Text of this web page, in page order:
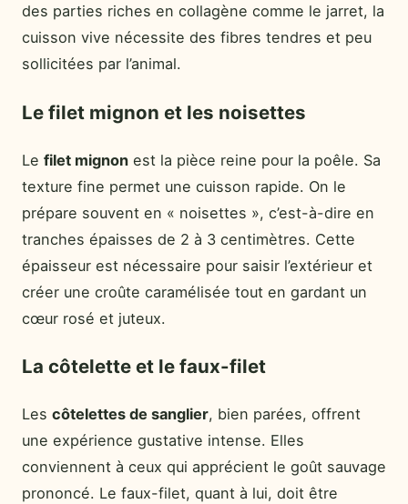
des parties riches en collagène comme le jarret, la
cuisson vive nécessite des fibres tendres et peu
sollicitées par l’animal.
Le filet mignon et les noisettes
Le filet mignon est la pièce reine pour la poêle. Sa
texture fine permet une cuisson rapide. On le
prépare souvent en « noisettes », c’est-à-dire en
tranches épaisses de 2 à 3 centimètres. Cette
épaisseur est nécessaire pour saisir l’extérieur et
créer une croûte caramélisée tout en gardant un
cœur rosé et juteux.
La côtelette et le faux-filet
Les côtelettes de sanglier, bien parées, offrent
une expérience gustative intense. Elles
conviennent à ceux qui apprécient le goût sauvage
prononcé. Le faux-filet, quant à lui, doit être